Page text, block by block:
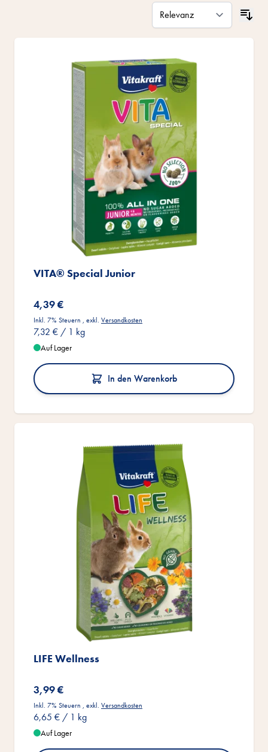
VITA® Special Junior
4,39 €
Inkl. 7% Steuern , exkl. Versandkosten
7,32 € / 1 kg
Auf Lager
In den Warenkorb
LIFE Wellness
3,99 €
Inkl. 7% Steuern , exkl. Versandkosten
6,65 € / 1 kg
Auf Lager